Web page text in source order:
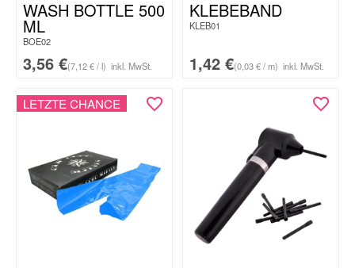
WASH BOTTLE 500
ML
BOE02
3,56 €(7,12 € / l) inkl. MwSt.
KLEBEBAND
KLEB01
1,42 €(0,03 € / m) inkl. MwSt.
LETZTE CHANCE